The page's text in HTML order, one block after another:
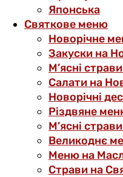
Японська
Святкове меню
Новорічне
Закуски на
М’ясні
Салати на
Новорічні
Різдвяне
М’ясні
Великоднє
Меню на
Страви на